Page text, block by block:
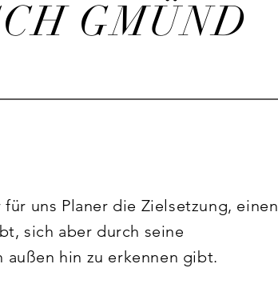
GMÜND
uns Planer die Zielsetzung, einen
sich aber durch seine
hin zu erkennen gibt.